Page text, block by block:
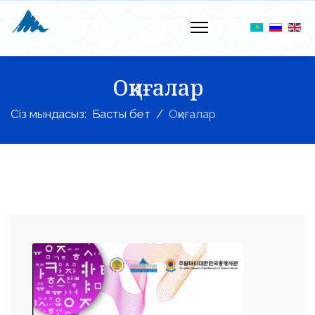
Оқиғалар
Сіз мындасыз: Басты бет Оқиғалар